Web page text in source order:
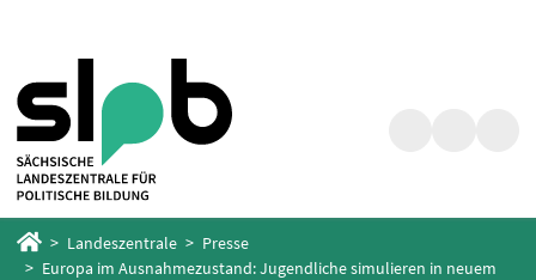
springen
springen
Startseite
Landeszentrale
Presse
Europa im Ausnahmezustand: Jugendliche simulieren in neuem